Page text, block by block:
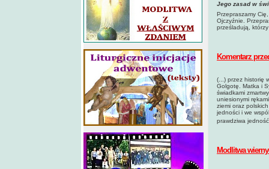
Jego zasad w
Przepraszamy
Ojczyźnie.
prześladują,
Komentarz
(...) przez historię
Golgotę. Matka i
świadkami
uniesionymi
ziemi oraz
jedności i we
prawdziwa
Modlitwa